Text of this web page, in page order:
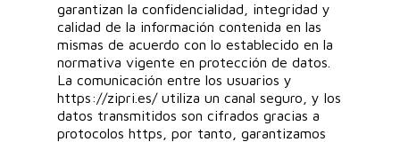
garantizan la confidencialidad, integridad y
calidad de la información contenida en las
mismas de acuerdo con lo establecido en la
normativa vigente en protección de datos.
La comunicación entre los usuarios y
https://zipri.es/ utiliza un canal seguro, y los
datos transmitidos son cifrados gracias a
protocolos https, por tanto, garantizamos